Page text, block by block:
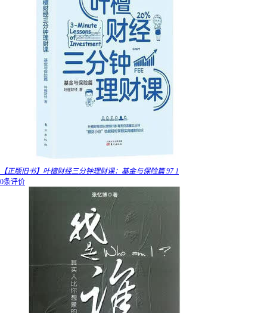
【正版旧书】叶檀财经三分钟理财课：基金与保险篇 97 1
0条评价